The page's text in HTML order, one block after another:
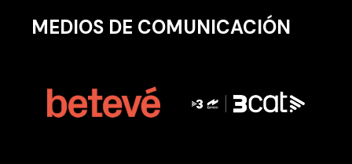
MEDIOS DE COMUNICACIÓN